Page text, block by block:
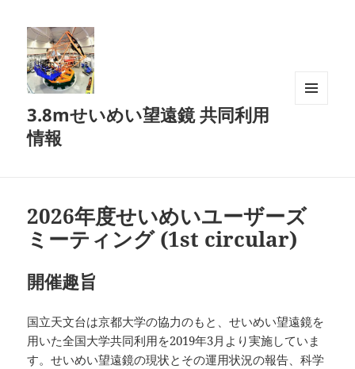
3.8mせいめい望遠鏡 共同利用
情報
2026年度せいめいユーザーズ
ミーティング (1st circular)
開催趣旨
国立天文台は京都大学の協力のもと、せいめい望遠鏡を
用いた全国大学共同利用を2019年3月より実施していま
す。せいめい望遠鏡の現状とその運用状況の報告、科学